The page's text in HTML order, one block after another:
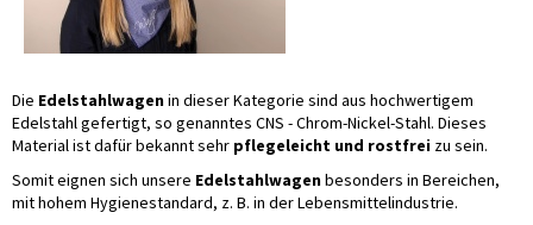
Die Edelstahlwagenin dieser Kategorie sind aus hochwertigem
Edelstahl gefertigt, so genanntes CNS - Chrom-Nickel-Stahl. Dieses
Material ist dafür bekannt sehr pflegeleicht und rostfrei zu sein.
Somit eignen sich unsere Edelstahlwagenbesonders in Bereichen,
mit hohem Hygienestandard, z. B. in der Lebensmittelindustrie.